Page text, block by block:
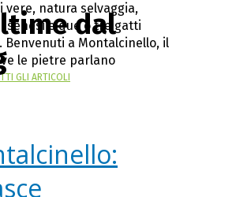
vere, natura selvaggia,
senesi e due o tre gatti
Benvenuti a Montalcinello, il
le pietre parlano
GLI ARTICOLI
dal